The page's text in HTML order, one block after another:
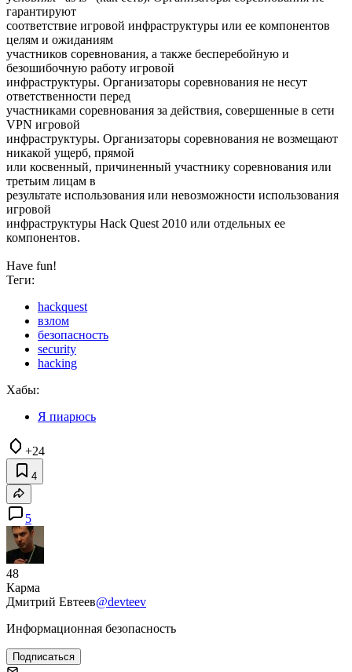
гарантируют
соответствие игровой инфраструктуры или ее компонентов
целям и ожиданиям
участников соревнования, а также бесперебойную и
безошибочную работу игровой
инфраструктуры. Организаторы соревнования не несут
ответственности перед
участниками соревнования за действия, совершенные в сети
VPN игровой
инфраструктуры. Организаторы соревнования не возмещают
никакой ущерб, прямой
или косвенный, причиненный участнику соревнования или
третьим лицам в
результате использования или невозможности использования
игровой
инфраструктуры Hack Quest 2010 или отдельных ее
компонентов.
Have fun!
Теги:
hackquest
взлом
безопасность
security
hacking
Хабы:
Я пиарюсь
+24
4
5
48
Карма
Дмитрий Евтеев@devteev
Информационная безопасность
Подписаться